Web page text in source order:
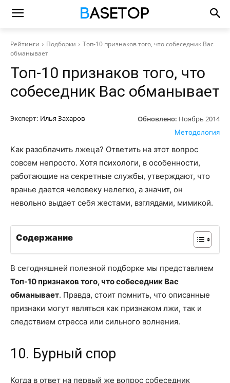
Рейтинги Подборки
Топ-10 признаков того, что собеседник Вас
обманывает
Топ-10 признаков того, что
собеседник Вас обманывает
Эксперт: Илья Захаров Обновлено: Ноябрь 2014
Методология
Как разоблачить лжеца? Ответить на этот вопрос
совсем непросто. Хотя психологи, в особенности,
работающие на секретные службы, утверждают, что
вранье дается человеку нелегко, а значит, он
невольно выдает себя жестами, взглядами, мимикой.
Содержание
В сегодняшней полезной подборке мы представляем
Топ-10 признаков того, что собеседник Вас
обманывает. Правда, стоит помнить, что описанные
признаки могут являться как признаком лжи, так и
следствием стресса или сильного волнения.
10. Бурный спор
Когда в ответ на первый же вопрос собеседник